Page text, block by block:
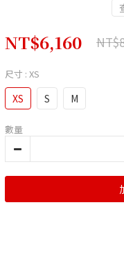
NT$6,160
尺寸 : XS
XS S M
數量